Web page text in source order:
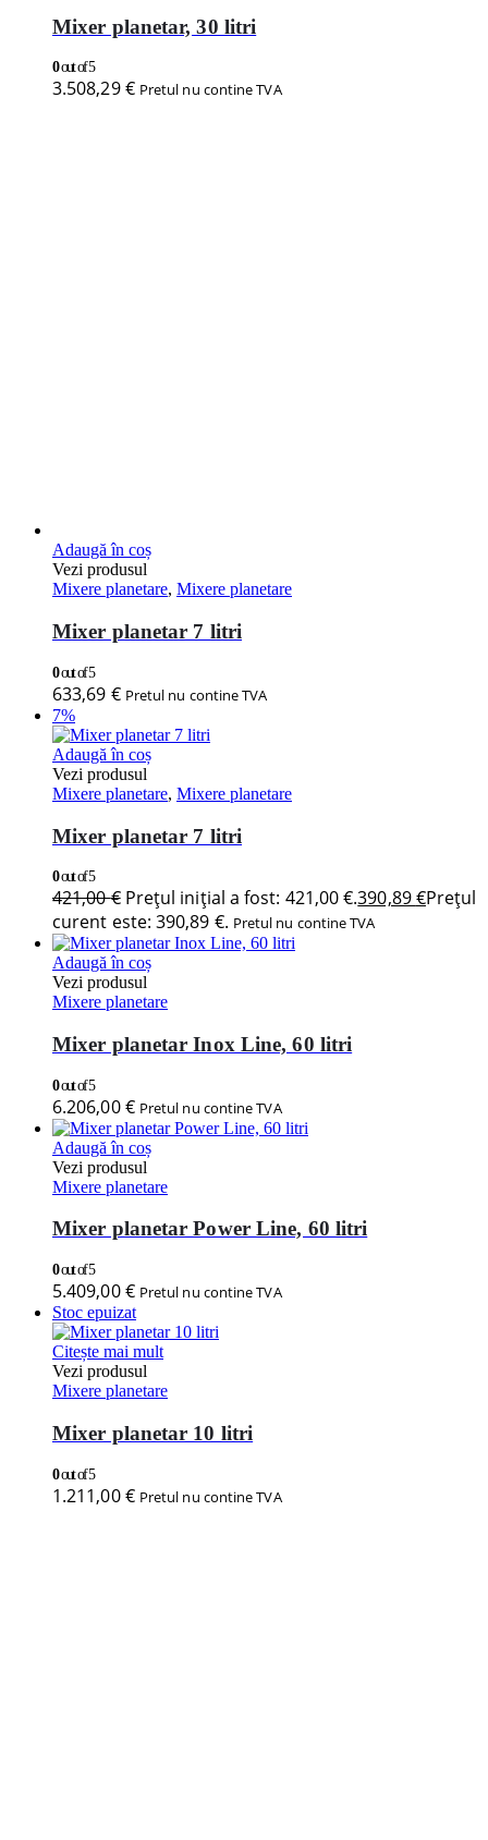
Mixer planetar, 30 litri
0out of 5
3.508,29€ Pretul nu contine TVA
Adaugă în coș
Vezi produsul
Mixere planetare, Mixere planetare
Mixer planetar 7 litri
0out of 5
633,69 € Pretul nu contine TVA
7%
Adaugă în coș
Vezi produsul
Mixere planetare, Mixere planetare
Mixer planetar 7 litri
0out of 5
421,00€ Prețul inițial a fost: 421,00 €.390,89€Prețul
curent este: 390,89 €. Pretul nu contine TVA
Adaugă în coș
Vezi produsul
Mixere planetare
Mixer planetar Inox Line, 60 litri
0out of 5
6.206,00€ Pretul nu contine TVA
Adaugă în coș
Vezi produsul
Mixere planetare
Mixer planetar Power Line, 60 litri
0out of 5
5.409,00€ Pretul nu contine TVA
Stoc epuizat
Citește mai mult
Vezi produsul
Mixere planetare
Mixer planetar 10 litri
0out of 5
1.211,00€ Pretul nu contine TVA